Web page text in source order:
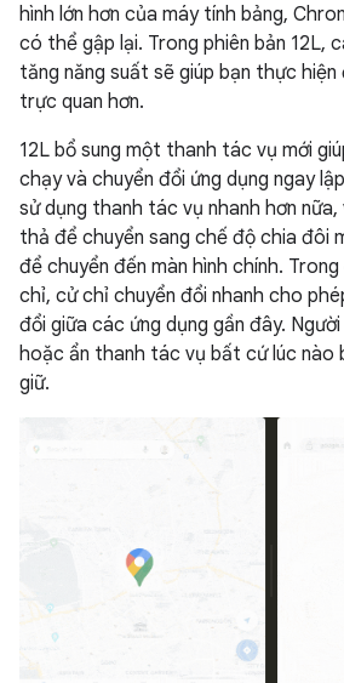
hình lớn hơn của máy tính bảng,
có thể gập lại. Trong phiên bản 12L,
tăng năng suất sẽ giúp bạn thực hiện
trực quan hơn.
12L bổ sung một thanh tác vụ mới
chạy và chuyển đổi ứng dụng ngay
sử dụng thanh tác vụ nhanh hơn nữa,
thả để chuyển sang chế độ chia đôi
để chuyển đến màn hình chính.
chỉ, cử chỉ chuyển đổi nhanh cho
đổi giữa các ứng dụng gần đây.
hoặc ẩn thanh tác vụ bất cứ lúc nào
giữ.